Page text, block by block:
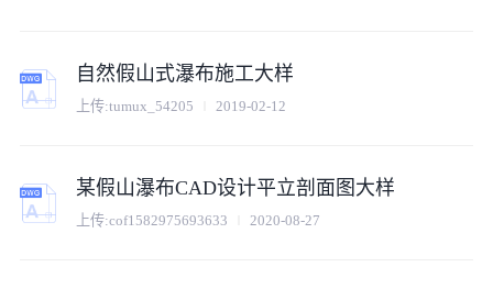
自然假山式瀑布施工大样
上传:tumux_54205 2019-02-12
某假山瀑布CAD设计平立剖面图大样
上传:cof1582975693633 2020-08-27